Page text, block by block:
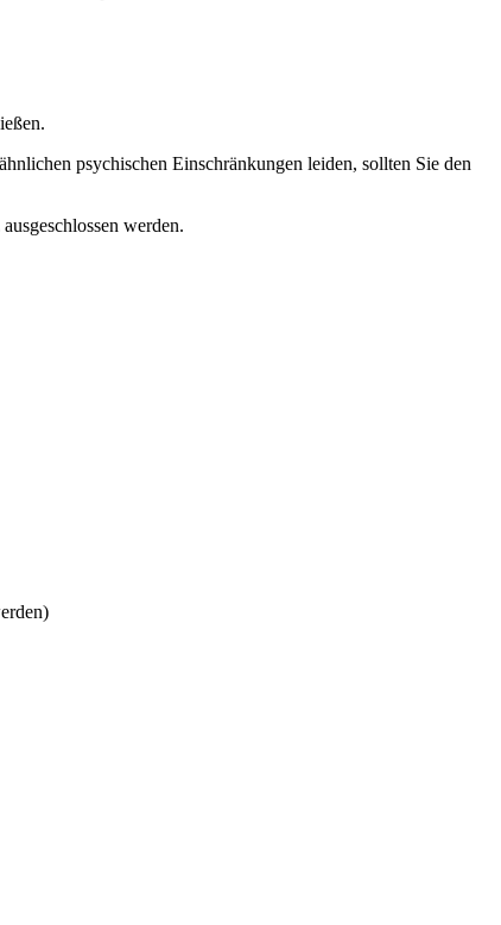
psychischen Einschränkungen leiden, sollten Sie den
werden.